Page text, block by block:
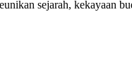
sejarah, kekayaan